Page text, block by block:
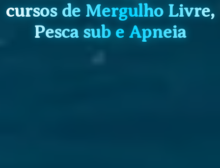
cursos de Mergulho Livre,
Pesca sub e Apneia